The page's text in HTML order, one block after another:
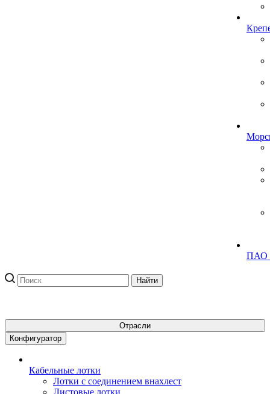
ПАО
Отрасли
Конфигуратор
Кабельные лотки
Лотки с соединением внахлест
Листовые лотки